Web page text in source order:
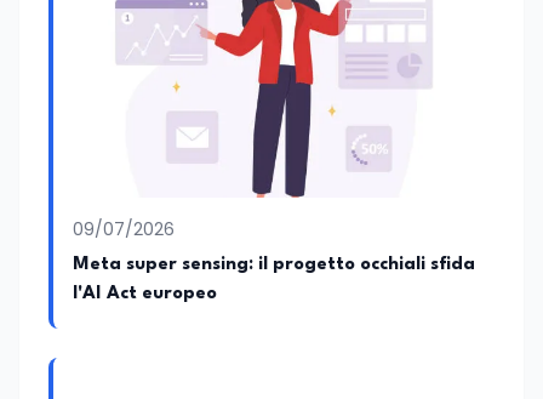
09/07/2026
Meta super sensing: il progetto occhiali sfida
l'AI Act europeo